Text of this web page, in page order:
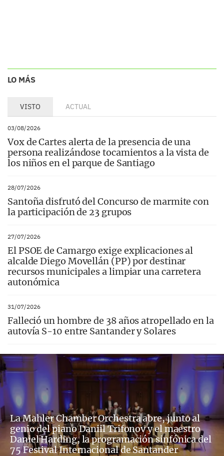
LO MÁS
VISTO ACTUAL
03/08/2026
Vox de Cartes alerta de la presencia de una
persona realizándose tocamientos a la vista de
los niños en el parque de Santiago
28/07/2026
Santoña disfrutó del Concurso de marmite con
la participación de 23 grupos
27/07/2026
El PSOE de Camargo exige explicaciones al
alcalde Diego Movellán (PP) por destinar
recursos municipales a limpiar una carretera
autonómica
31/07/2026
Falleció un hombre de 38 años atropellado en la
autovía S-10 entre Santander y Solares
La Mahler Chamber Orchestra abre, junto al
genio del piano Daniil Trifonov y el maestro
Daniel Harding, la programación sinfónica del
75 Festival Internacional de Santander